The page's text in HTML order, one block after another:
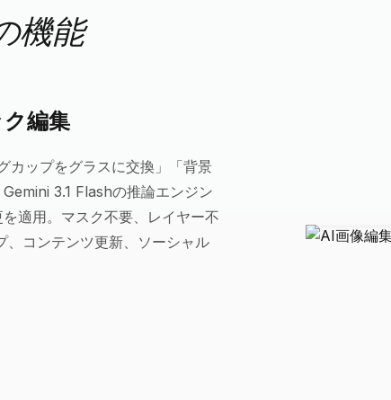
機能
編集
ップをグラスに交換」「背景
3.1 Flashの推論エンジン
適用。マスク不要、レイヤー不
、コンテンツ更新、ソーシャル